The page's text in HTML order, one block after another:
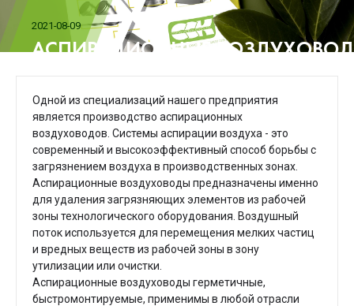
2021-08-09
АСПИРАЦИОННЫЕ
Одной из специализаций нашего предприятия
является производство аспирационных
воздуховодов. Системы аспирации воздуха - это
современный и высокоэффективный способ борьбы с
загрязнением воздуха в производственных зонах.
Аспирационные воздуховоды предназначены именно
для удаления загрязняющих элементов из рабочей
зоны технологического оборудования. Воздушный
поток используется для перемещения мелких частиц
и вредных веществ из рабочей зоны в зону
утилизации или очистки.
Аспирационные воздуховоды герметичные,
быстромонтируемые, применимы в любой отрасли